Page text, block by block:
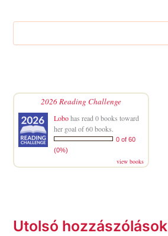
2026 Reading Challenge
Lobohas read 0 books toward
her goal of 60 books.
0 of 60
(0%)
view books
Utolsó hozzászólások